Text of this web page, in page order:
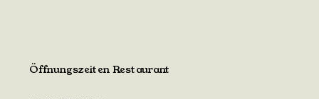
Öffnungszeiten Restaurant